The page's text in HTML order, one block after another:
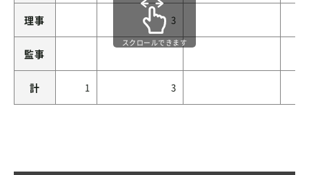
理事 3
監事
計 1 3
スクロールできます